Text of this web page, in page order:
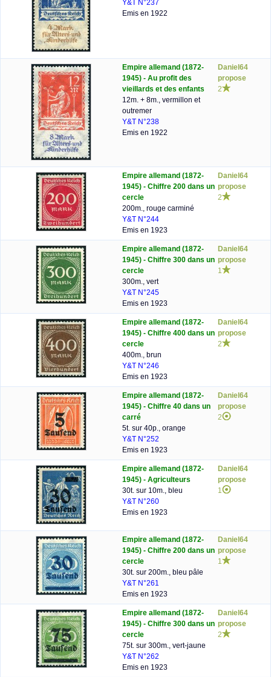
Y&T N°237
Emis en 1922
Empire allemand (1872-
1945) - Au profit des
vieillards et des enfants
12m. + 8m., vermillon et
outremer
Y&T N°238
Emis en 1922
Daniel64
propose
2
Empire allemand (1872-
1945) - Chiffre 200 dans un
cercle
200m., rouge carminé
Y&T N°244
Emis en 1923
Daniel64
propose
2
Empire allemand (1872-
1945) - Chiffre 300 dans un
cercle
300m., vert
Y&T N°245
Emis en 1923
Daniel64
propose
1
Empire allemand (1872-
1945) - Chiffre 400 dans un
cercle
400m., brun
Y&T N°246
Emis en 1923
Daniel64
propose
2
Empire allemand (1872-
1945) - Chiffre 40 dans un
carré
5t. sur 40p., orange
Y&T N°252
Emis en 1923
Daniel64
propose
2
Empire allemand (1872-
1945) - Agriculteurs
30t. sur 10m., bleu
Y&T N°260
Emis en 1923
Daniel64
propose
1
Empire allemand (1872-
1945) - Chiffre 200 dans un
cercle
30t. sur 200m., bleu pâle
Y&T N°261
Emis en 1923
Daniel64
propose
1
Empire allemand (1872-
1945) - Chiffre 300 dans un
cercle
75t. sur 300m., vert-jaune
Y&T N°262
Emis en 1923
Daniel64
propose
2